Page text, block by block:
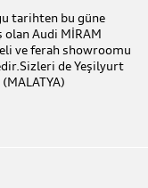
tarihten bu güne
Audi MİRAM
ve ferah showroomu
de Yeşilyurt